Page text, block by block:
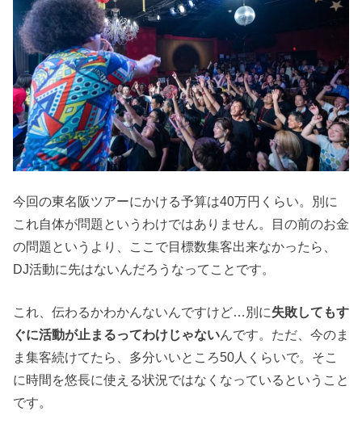
今回の東名阪ツアーにかける予算は40万円くらい。別に
これ自体が問題というわけではありません。目の前のお金
の問題というより、ここで目標数集客出来なかったら、
DJ活動に先はないんだろうなってことです。
これ、伝わるかわかんないんですけど…別に失敗してもす
ぐに活動が止まるってわけじゃないんです。ただ、今のま
ま集客続けてたら、多分いいところ50人くらいで。そこ
に時間を悠長に使える状況ではなくなっているということ
です。